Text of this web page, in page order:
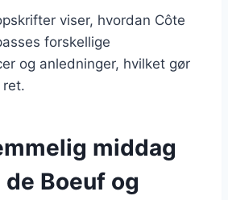
viser, hvordan Côte
forskellige
og anledninger, hvilket gør
ret.
middag
Boeuf og